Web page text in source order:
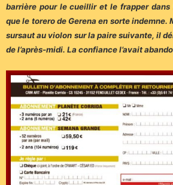
barrière pour le cueillir et le frapper dans
que le torero de Gerena en sorte indemne.
sursaut au violon sur la paire suivante, il
de l’après-midi. La confiance l’avait